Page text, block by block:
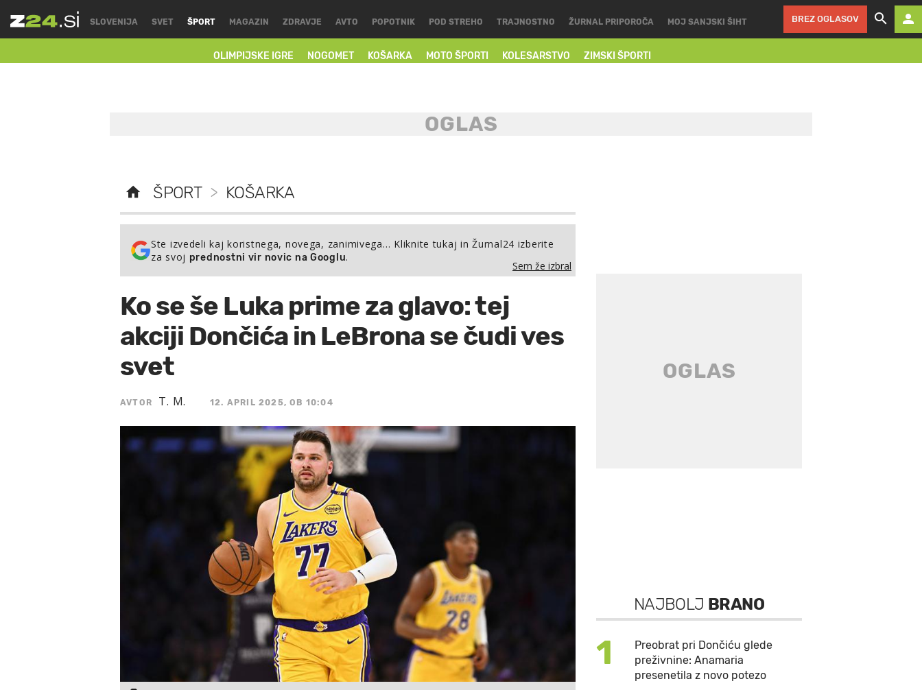
SLOVENIJA SVET ŠPORT
OLIMPIJSKE IGRE NOGOMET KOŠARKA MOTO ŠPORTI KOLESARSTVO ZIMSKI ŠPORTI
MAGAZIN ZDRAVJE AVTO POPOTNIK POD STREHO TRAJNOSTNO ŽURNAL PRIPOROČA MOJ SANJSKI ŠIHT BREZ OGLASOV
ŠPORT > KOŠARKA
Ste izvedeli kaj koristnega, novega, zanimivega… Kliknite tukaj in Žurnal24 izberite
za svoj prednostni vir novic na Googlu.
Sem že izbral
Ko se še Luka prime za glavo: tej
akciji Dončića in LeBrona se čudi ves
svet
AVTOR T. M. 12. APRIL 2025, OB 10:04
NAJBOLJ BRANO
1
Preobrat pri Dončiću glede
preživnine: Anamaria
presenetila z novo potezo